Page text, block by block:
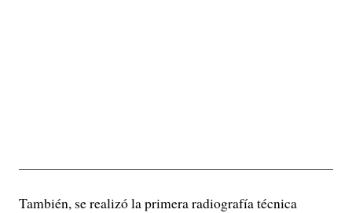
También, se realizó la primera radiografía técnica